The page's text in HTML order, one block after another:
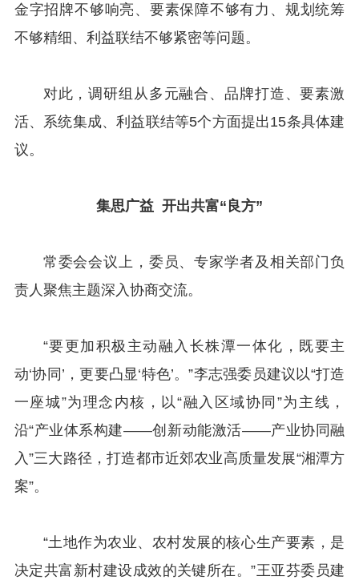
金字招牌不够响亮、要素保障不够有力、规划统筹
不够精细、利益联结不够紧密等问题。
对此，调研组从多元融合、品牌打造、要素激
活、系统集成、利益联结等5个方面提出15条具体建
议。
集思广益 开出共富“良方”
常委会会议上，委员、专家学者及相关部门负
责人聚焦主题深入协商交流。
“要更加积极主动融入长株潭一体化， 既要主
动‘协同’，更要凸显‘特色’。”李志强委员建议以“打造
一座城”为理念内核，以“融入区域协同”为主线，
沿“产业体系构建——创新动能激活——产业协同融
入”三大路径，打造都市近郊农业高质量发展“湘潭方
案”。
“土地作为农业、农村发展的核心生产要素，是
决定共富新村建设成效的关键所在。”王亚芬委员建